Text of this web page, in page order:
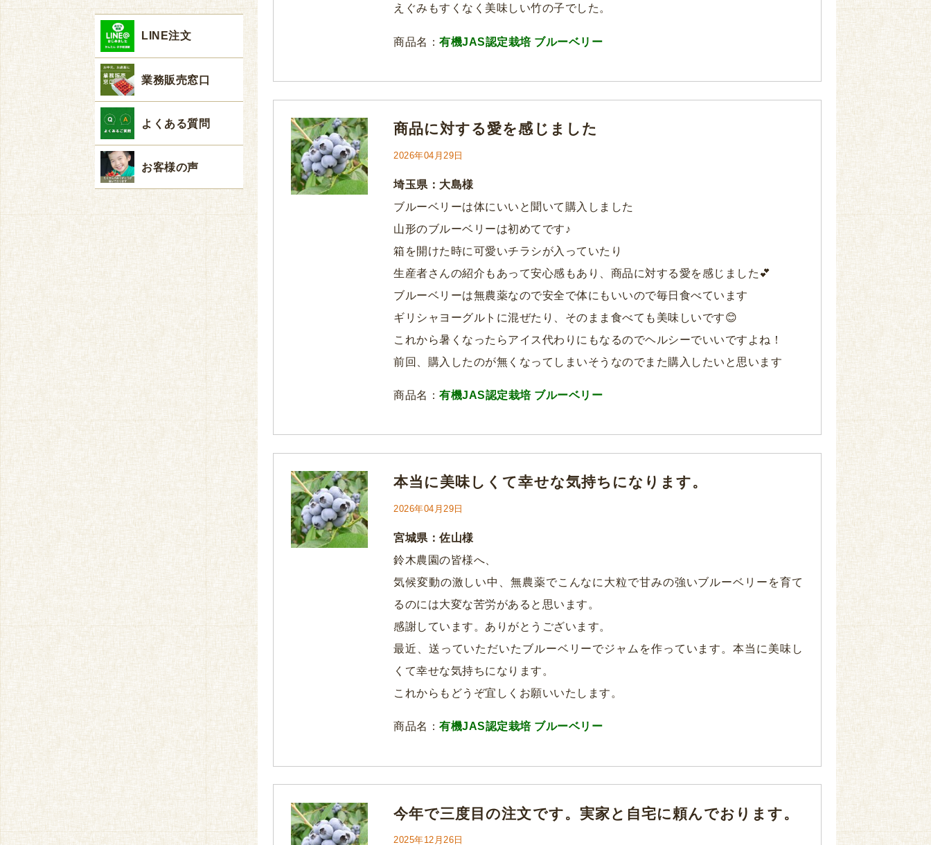
えぐみもすくなく美味しい竹の子でした。
商品名：有機JAS認定栽培 ブルーベリー
商品に対する愛を感じました
2026年04月29日
埼玉県：大島様
ブルーベリーは体にいいと聞いて購入しました
山形のブルーベリーは初めてです♪
箱を開けた時に可愛いチラシが入っていたり
生産者さんの紹介もあって安心感もあり、商品に対する愛を感じました💕
ブルーベリーは無農薬なので安全で体にもいいので毎日食べています
ギリシャヨーグルトに混ぜたり、そのまま食べても美味しいです😊
これから暑くなったらアイス代わりにもなるのでヘルシーでいいですよね！
前回、購入したのが無くなってしまいそうなのでまた購入したいと思います
商品名：有機JAS認定栽培 ブルーベリー
本当に美味しくて幸せな気持ちになります。
2026年04月29日
宮城県：佐山様
鈴木農園の皆様へ、
気候変動の激しい中、無農薬でこんなに大粒で甘みの強いブルーベリーを育て
るのには大変な苦労があると思います。
感謝しています。ありがとうございます。
最近、送っていただいたブルーベリーでジャムを作っています。本当に美味し
くて幸せな気持ちになります。
これからもどうぞ宜しくお願いいたします。
商品名：有機JAS認定栽培 ブルーベリー
今年で三度目の注文です。実家と自宅に頼んでおります。
2025年12月26日
LINE注文
業務販売窓口
よくある質問
お客様の声